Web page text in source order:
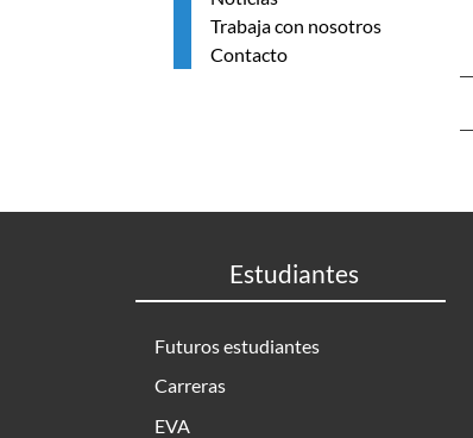
Trabaja con nosotros
Contacto
Estudiantes
Futuros estudiantes
Carreras
EVA